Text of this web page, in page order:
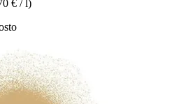
€ / l)